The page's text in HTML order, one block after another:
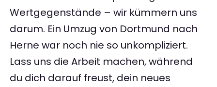
Wertgegenstände – wir kümmern uns
darum. Ein Umzug von Dortmund nach
Herne war noch nie so unkompliziert.
Lass uns die Arbeit machen, während
du dich darauf freust, dein neues